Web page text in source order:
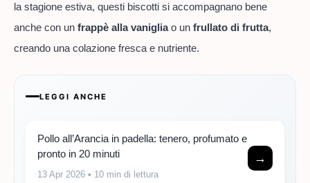
la stagione estiva, questi biscotti si accompagnano bene
anche con un frappè alla vanigliao un frullato di frutta,
creando una colazione fresca e nutriente.
LEGGI ANCHE
Pollo all’Arancia in padella: tenero, profumato e
pronto in 20 minuti
13 Apr 2026 • 10 min di lettura
→